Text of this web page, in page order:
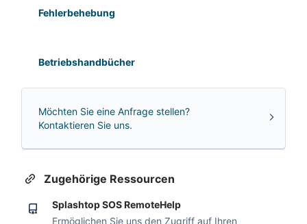
Fehlerbehebung
Betriebshandbücher
Möchten Sie eine Anfrage stellen?
Kontaktieren Sie uns.
Zugehörige Ressourcen
Splashtop SOS RemoteHelp
Ermöglichen Sie uns den Zugriff auf Ihren